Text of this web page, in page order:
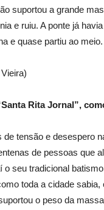
suportou a grande
e ruiu. A ponte já
e quase partiu ao meio.
Rita Jornal”,
tensão e desespero
de pessoas que
seu tradicional
toda a cidade
o peso da